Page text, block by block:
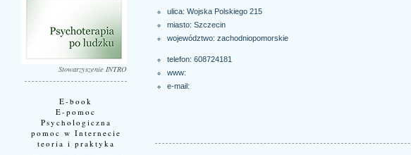
Stowarzyszenie INTRO
E-book
E-pomoc
Psychologiczna
pomoc w Internecie
teoria i praktyka
ulica: Wojska Polskiego 215
miasto: Szczecin
województwo: zachodniopomorskie
telefon: 608724181
www:
e-mail: